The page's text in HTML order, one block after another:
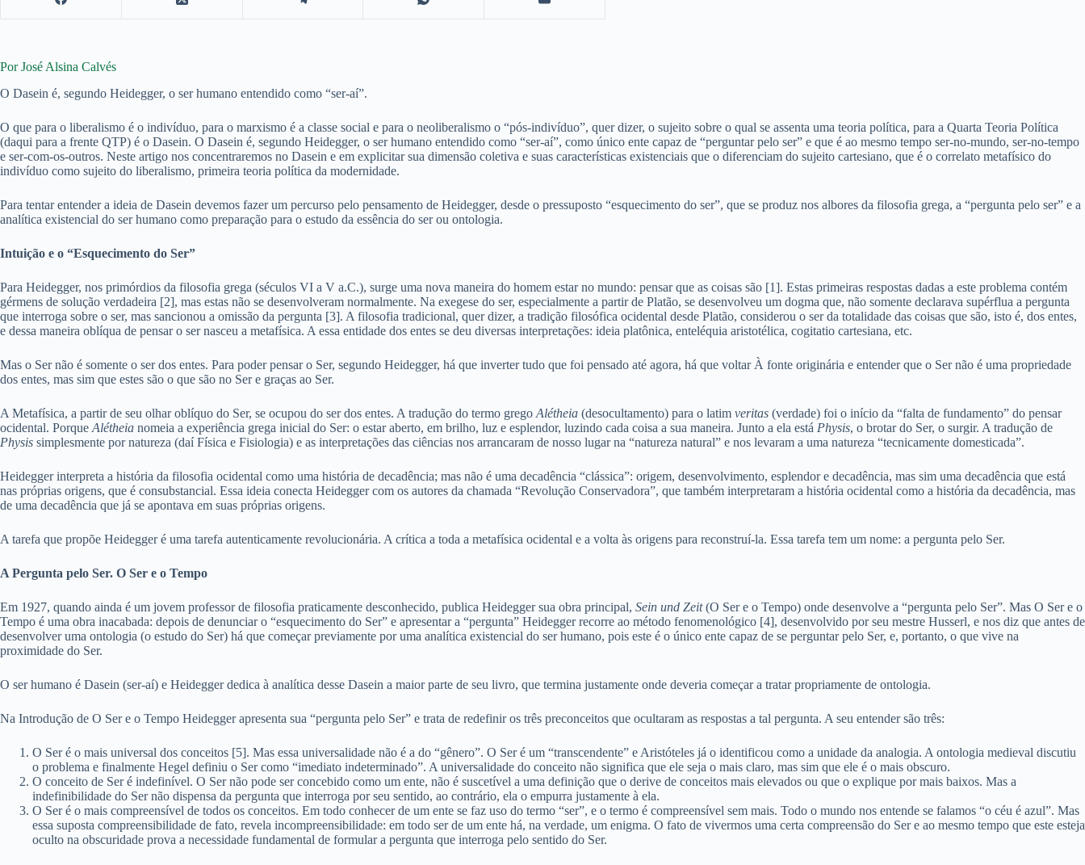
Por José Alsina Calvés
O Dasein é, segundo Heidegger, o ser humano entendido como “ser-aí”.
O que para o liberalismo é o indivíduo, para o marxismo é a classe social e para o neoliberalismo o “pós-indivíduo”, quer dizer, o sujeito sobre o qual se assenta uma teoria política, para a Quarta Teoria Política
(daqui para a frente QTP) é o Dasein. O Dasein é, segundo Heidegger, o ser humano entendido como “ser-aí”, como único ente capaz de “perguntar pelo ser” e que é ao mesmo tempo ser-no-mundo, ser-no-tempo
e ser-com-os-outros. Neste artigo nos concentraremos no Dasein e em explicitar sua dimensão coletiva e suas características existenciais que o diferenciam do sujeito cartesiano, que é o correlato metafísico do
indivíduo como sujeito do liberalismo, primeira teoria política da modernidade.
Para tentar entender a ideia de Dasein devemos fazer um percurso pelo pensamento de Heidegger, desde o pressuposto “esquecimento do ser”, que se produz nos albores da filosofia grega, a “pergunta pelo ser” e a
analítica existencial do ser humano como preparação para o estudo da essência do ser ou ontologia.
Intuição e o “Esquecimento do Ser”
Para Heidegger, nos primórdios da filosofia grega (séculos VI a V a.C.), surge uma nova maneira do homem estar no mundo: pensar que as coisas são [1]. Estas primeiras respostas dadas a este problema contém
gérmens de solução verdadeira [2], mas estas não se desenvolveram normalmente. Na exegese do ser, especialmente a partir de Platão, se desenvolveu um dogma que, não somente declarava supérflua a pergunta
que interroga sobre o ser, mas sancionou a omissão da pergunta [3]. A filosofia tradicional, quer dizer, a tradição filosófica ocidental desde Platão, considerou o ser da totalidade das coisas que são, isto é, dos entes,
e dessa maneira oblíqua de pensar o ser nasceu a metafísica. A essa entidade dos entes se deu diversas interpretações: ideia platônica, enteléquia aristotélica, cogitatio cartesiana, etc.
Mas o Ser não é somente o ser dos entes. Para poder pensar o Ser, segundo Heidegger, há que inverter tudo que foi pensado até agora, há que voltar À fonte originária e entender que o Ser não é uma propriedade
dos entes, mas sim que estes são o que são no Ser e graças ao Ser.
A Metafísica, a partir de seu olhar oblíquo do Ser, se ocupou do ser dos entes. A tradução do termo grego Alétheia (desocultamento) para o latim veritas (verdade) foi o início da “falta de fundamento” do pensar
ocidental. Porque Alétheia nomeia a experiência grega inicial do Ser: o estar aberto, em brilho, luz e esplendor, luzindo cada coisa a sua maneira. Junto a ela está Physis, o brotar do Ser, o surgir. A tradução de
Physis simplesmente por natureza (daí Física e Fisiologia) e as interpretações das ciências nos arrancaram de nosso lugar na “natureza natural” e nos levaram a uma natureza “tecnicamente domesticada”.
Heidegger interpreta a história da filosofia ocidental como uma história de decadência; mas não é uma decadência “clássica”: origem, desenvolvimento, esplendor e decadência, mas sim uma decadência que está
nas próprias origens, que é consubstancial. Essa ideia conecta Heidegger com os autores da chamada “Revolução Conservadora”, que também interpretaram a história ocidental como a história da decadência, mas
de uma decadência que já se apontava em suas próprias origens.
A tarefa que propõe Heidegger é uma tarefa autenticamente revolucionária. A crítica a toda a metafísica ocidental e a volta às origens para reconstruí-la. Essa tarefa tem um nome: a pergunta pelo Ser.
A Pergunta pelo Ser. O Ser e o Tempo
Em 1927, quando ainda é um jovem professor de filosofia praticamente desconhecido, publica Heidegger sua obra principal, Sein und Zeit(O Ser e o Tempo) onde desenvolve a “pergunta pelo Ser”. Mas O Ser e o
Tempo é uma obra inacabada: depois de denunciar o “esquecimento do Ser” e apresentar a “pergunta” Heidegger recorre ao método fenomenológico [4], desenvolvido por seu mestre Husserl, e nos diz que antes de
desenvolver uma ontologia (o estudo do Ser) há que começar previamente por uma analítica existencial do ser humano, pois este é o único ente capaz de se perguntar pelo Ser, e, portanto, o que vive na
proximidade do Ser.
O ser humano é Dasein (ser-aí) e Heidegger dedica à analítica desse Dasein a maior parte de seu livro, que termina justamente onde deveria começar a tratar propriamente de ontologia.
Na Introdução de O Ser e o Tempo Heidegger apresenta sua “pergunta pelo Ser” e trata de redefinir os três preconceitos que ocultaram as respostas a tal pergunta. A seu entender são três:
O Ser é o mais universal dos conceitos [5]. Mas essa universalidade não é a do “gênero”. O Ser é um “transcendente” e Aristóteles já o identificou como a unidade da analogia. A ontologia medieval discutiu
o problema e finalmente Hegel definiu o Ser como “imediato indeterminado”. A universalidade do conceito não significa que ele seja o mais claro, mas sim que ele é o mais obscuro.
O conceito de Ser é indefinível. O Ser não pode ser concebido como um ente, não é suscetível a uma definição que o derive de conceitos mais elevados ou que o explique por mais baixos. Mas a
indefinibilidade do Ser não dispensa da pergunta que interroga por seu sentido, ao contrário, ela o empurra justamente à ela.
O Ser é o mais compreensível de todos os conceitos. Em todo conhecer de um ente se faz uso do termo “ser”, e o termo é compreensível sem mais. Todo o mundo nos entende se falamos “o céu é azul”. Mas
essa suposta compreensibilidade de fato, revela incompreensibilidade: em todo ser de um ente há, na verdade, um enigma. O fato de vivermos uma certa compreensão do Ser e ao mesmo tempo que este esteja
oculto na obscuridade prova a necessidade fundamental de formular a pergunta que interroga pelo sentido do Ser.